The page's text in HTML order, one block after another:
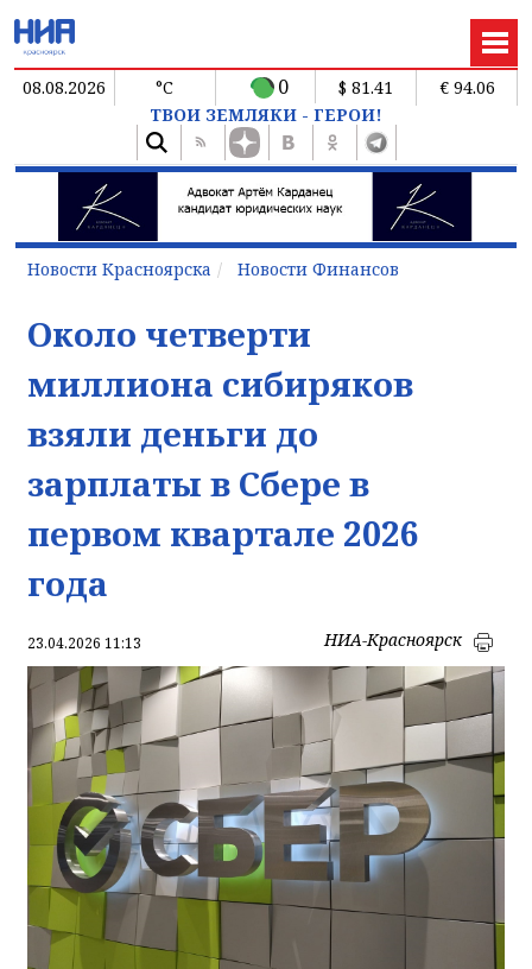
08.08.2026 °C 0 $ 81.41
€ 94.06
ТВОИ ЗЕМЛЯКИ - ГЕРОИ!
Новости Красноярска Новости Финансов
Около четверти
миллиона сибиряков
взяли деньги до
зарплаты в Сбере в
первом квартале 2026
года
23.04.2026 11:13 НИА-Красноярск